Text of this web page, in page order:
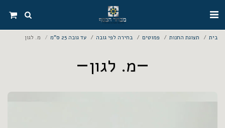
בית תצוגת החנות פמוטים בחירה לפי גובה עד גובה 25 ס"מ מ. לגון
מ. לגון